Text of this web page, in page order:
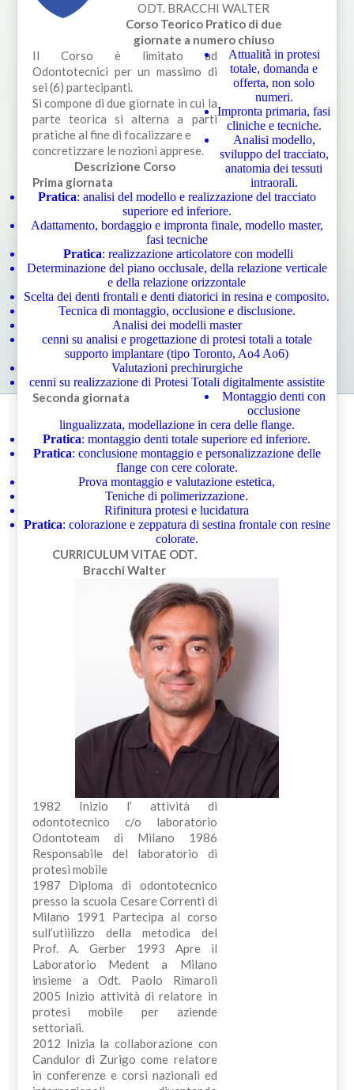
ODT. BRACCHI WALTER
Corso Teorico Pratico di due
giornate a numero chiuso
Il Corso è limitato ad
Odontotecnici per un massimo di
sei (6) partecipanti.
Si compone di due giornate in cui la
parte teorica si alterna a parti
pratiche al fine di focalizzare e
concretizzare le nozioni apprese.
Descrizione Corso
Prima giornata
Attualità in protesi
totale, domanda e
offerta, non solo
numeri.
Impronta primaria, fasi
cliniche e tecniche.
Analisi modello,
sviluppo del tracciato,
anatomia dei tessuti
intraorali.
Pratica: analisi del modello e realizzazione del tracciato
superiore ed inferiore.
Adattamento, bordaggio e impronta finale, modello master,
fasi tecniche
Pratica: realizzazione articolatore con modelli
Determinazione del piano occlusale, della relazione verticale
e della relazione orizzontale
Scelta dei denti frontali e denti diatorici in resina e composito.
Tecnica di montaggio, occlusione e disclusione.
Analisi dei modelli master
cenni su analisi e progettazione di protesi totali a totale
supporto implantare (tipo Toronto, Ao4 Ao6)
Valutazioni prechirurgiche
cenni su realizzazione di Protesi Totali digitalmente assistite
Seconda giornata
Montaggio denti con
occlusione
lingualizzata, modellazione in cera delle flange.
Pratica: montaggio denti totale superiore ed inferiore.
Pratica: conclusione montaggio e personalizzazione delle
flange con cere colorate.
Prova montaggio e valutazione estetica,
Teniche di polimerizzazione.
Rifinitura protesi e lucidatura
Pratica: colorazione e zeppatura di sestina frontale con resine
colorate.
CURRICULUM VITAE ODT.
Bracchi Walter
1982 Inizio l’ attività di
odontotecnico c/o laboratorio
Odontoteam di Milano 1986
Responsabile del laboratorio di
protesi mobile
1987 Diploma di odontotecnico
presso la scuola Cesare Correnti di
Milano 1991 Partecipa al corso
sull’utiilizzo della metodica del
Prof. A. Gerber 1993 Apre il
Laboratorio Medent a Milano
insieme a Odt. Paolo Rimaroli
2005 Inizio attività di relatore in
protesi mobile per aziende
settoriali.
2012 Inizia la collaborazione con
Candulor di Zurigo come relatore
in conferenze e corsi nazionali ed